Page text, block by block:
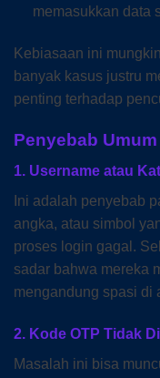
memasukkan data
Kebiasaan ini
banyak kasus justru
penting terhadap
Penyebab
1. Username atau
Ini adalah penyebab
angka, atau simbol
proses login gagal.
sadar bahwa mereka
mengandung spasi di
2. Kode OTP Tidak
Masalah ini bisa